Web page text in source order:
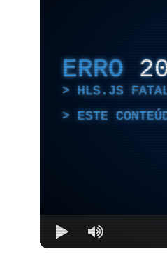
ERRO
HLS.JS
ESTE